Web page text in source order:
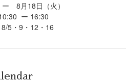
8月18日（火）
ー 16:30
5・9・12・16